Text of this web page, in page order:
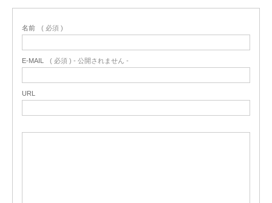
名前 ( 必須 )
E-MAIL ( 必須 ) - 公開されません -
URL